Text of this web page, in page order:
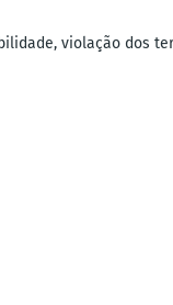
violação dos